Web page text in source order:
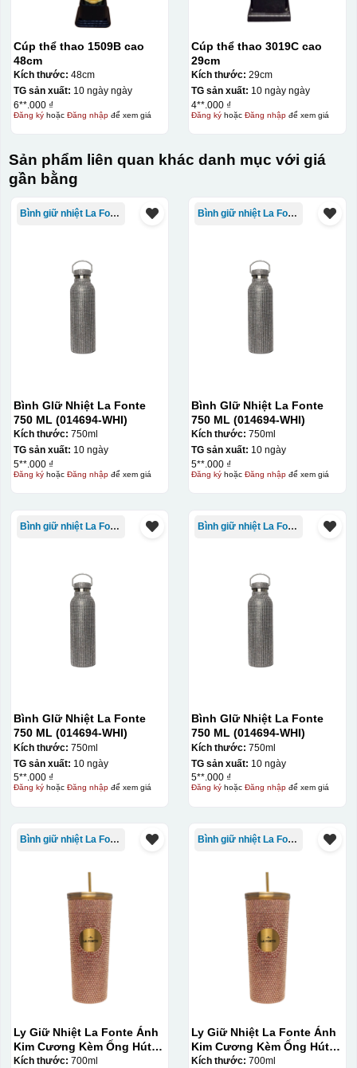
Cúp thể thao 1509B cao
48cm
Kích thước: 48cm
TG sản xuất: 10 ngày ngày
6**.000 ₫
Đăng kýhoặc Đăng nhậpđể xem giá
Cúp thể thao 3019C cao
29cm
Kích thước: 29cm
TG sản xuất: 10 ngày ngày
4**.000 ₫
Đăng kýhoặc Đăng nhậpđể xem giá
Sản phẩm liên quan khác danh mục với giá
gần bằng
Bình giữ nhiệt La Fonte
Bình GIữ Nhiệt La Fonte
750 ML (014694-WHI)
Kích thước: 750ml
TG sản xuất: 10 ngày
5**.000 ₫
Đăng kýhoặc Đăng nhậpđể xem giá
Bình giữ nhiệt La Fonte
Bình GIữ Nhiệt La Fonte
750 ML (014694-WHI)
Kích thước: 750ml
TG sản xuất: 10 ngày
5**.000 ₫
Đăng kýhoặc Đăng nhậpđể xem giá
Bình giữ nhiệt La Fonte
Bình GIữ Nhiệt La Fonte
750 ML (014694-WHI)
Kích thước: 750ml
TG sản xuất: 10 ngày
5**.000 ₫
Đăng kýhoặc Đăng nhậpđể xem giá
Bình giữ nhiệt La Fonte
Bình GIữ Nhiệt La Fonte
750 ML (014694-WHI)
Kích thước: 750ml
TG sản xuất: 10 ngày
5**.000 ₫
Đăng kýhoặc Đăng nhậpđể xem giá
Bình giữ nhiệt La Fonte
Ly Giữ Nhiệt La Fonte Ánh
Kim Cương Kèm Ống Hút-
700 ml-014687-GOL
Kích thước: 700ml
Bình giữ nhiệt La Fonte
Ly Giữ Nhiệt La Fonte Ánh
Kim Cương Kèm Ống Hút-
700 ml-014687-GOL
Kích thước: 700ml